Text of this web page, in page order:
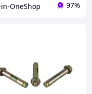
OneShop 97%